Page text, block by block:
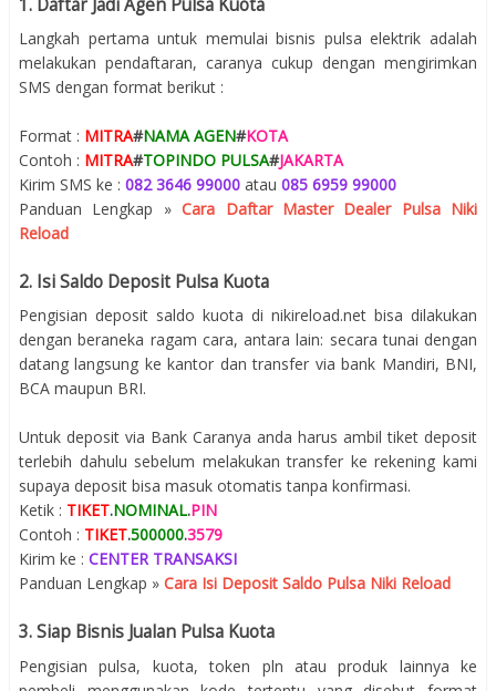
1. Daftar Jadi Agen Pulsa Kuota
Langkah pertama untuk memulai bisnis pulsa elektrik adalah
melakukan pendaftaran, caranya cukup dengan mengirimkan
SMS dengan format berikut :
Format : MITRA#NAMA AGEN#KOTA
Contoh : MITRA#TOPINDO PULSA#JAKARTA
Kirim SMS ke : 082 3646 99000 atau 085 6959 99000
Panduan Lengkap »Cara Daftar Master Dealer Pulsa Niki
Reload
2. Isi Saldo Deposit Pulsa Kuota
Pengisian deposit saldo kuota di nikireload.net bisa dilakukan
dengan beraneka ragam cara, antara lain: secara tunai dengan
datang langsung ke kantor dan transfer via bank Mandiri, BNI,
BCA maupun BRI.
Untuk deposit via Bank Caranya anda harus ambil tiket deposit
terlebih dahulu sebelum melakukan transfer ke rekening kami
supaya deposit bisa masuk otomatis tanpa konfirmasi.
Ketik : TIKET.NOMINAL.PIN
Contoh : TIKET.500000.3579
Kirim ke : CENTER TRANSAKSI
Panduan Lengkap » Cara Isi Deposit Saldo Pulsa Niki Reload
3. Siap Bisnis Jualan Pulsa Kuota
Pengisian pulsa, kuota, token pln atau produk lainnya ke